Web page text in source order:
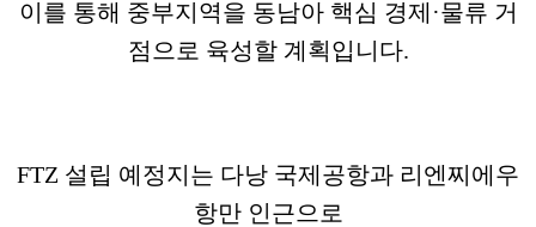
이를 통해 중부지역을 동남아 핵심 경제·물류 거
점으로 육성할 계획입니다.
FTZ 설립 예정지는 다낭 국제공항과 리엔찌에우
항만 인근으로